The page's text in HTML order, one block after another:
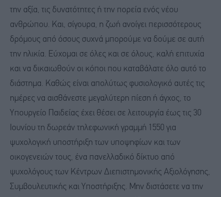
την αξία, τις δυνατότητες ή την πορεία ενός νέου
ανθρώπου. Και, σίγουρα, η ζωή ανοίγει περισσότερους
δρόμους από όσους συχνά μπορούμε να δούμε σε αυτή
την ηλικία. Εύχομαι σε όλες και σε όλους, καλή επιτυχία
και να δικαιωθούν οι κόποι που καταβάλατε όλο αυτό το
διάστημα. Καθώς είναι απολύτως φυσιολογικό αυτές τις
ημέρες να αισθάνεστε μεγαλύτερη πίεση ή άγχος, το
Υπουργείο Παιδείας έχει θέσει σε λειτουργία έως τις 30
Ιουνίου τη δωρεάν τηλεφωνική γραμμή 1550 για
ψυχολογική υποστήριξη των υποψηφίων και των
οικογενειών τους, ένα πανελλαδικό δίκτυο από
ψυχολόγους των Κέντρων Διεπιστημονικής Αξιολόγησης,
Συμβουλευτικής και Υποστήριξης. Μην διστάσετε να την